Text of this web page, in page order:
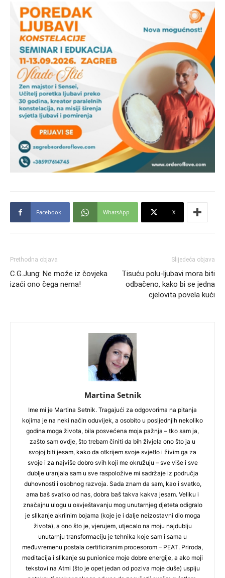
Facebook WhatsApp X
Prethodna objava
C.G.Jung: Ne može iz čovjeka
izaći ono čega nema!
Slijedeća objava
Tisuću polu-ljubavi mora biti
odbačeno, kako bi se jedna
cjelovita povela kući
Martina Setnik
Ime mi je Martina Setnik. Tragajući za odgovorima na pitanja
kojima je na neki način oduvijek, a osobito u posljednjih nekoliko
godina moga života, bila posvećena moja pažnja – tko sam ja,
zašto sam ovdje, što trebam činiti da bih živjela ono što ja u
svojoj biti jesam, kako da otkrijem svoje svjetlo i živim ga za
svoje i za najviše dobro svih koji me okružuju – sve više i sve
dublje uranjala sam u sve raspoložive mi sadržaje iz područja
duhovnosti i osobnog razvoja. Sada znam da sam, kao i svatko,
ama baš svatko od nas, dobra baš takva kakva jesam. Veliku i
značajnu ulogu u osvještavanju mog unutarnjeg djeteta odigralo
je slikanje akrilnim bojama (koje je i dalje neizostavni dio moga
života), a ono što je, vjerujem, utjecalo na moju najdublju
unutarnju transformaciju je tehnika koje sam i sama u
međuvremenu postala certificiranim procesorom – PEAT. Priroda,
meditacija i slikanje su punionice moje dobre energije, a ako moji
tekstovi na Atmi (što je opet jedan od poziva moje duše) uspiju